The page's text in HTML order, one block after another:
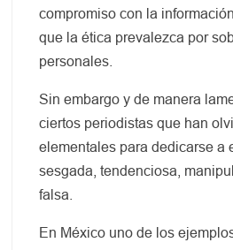
compromiso con la
que la ética prevalezca por
personales.
Sin embargo y de manera
ciertos periodistas que han
elementales para dedicarse a
sesgada, tendenciosa,
falsa.
En México uno de los